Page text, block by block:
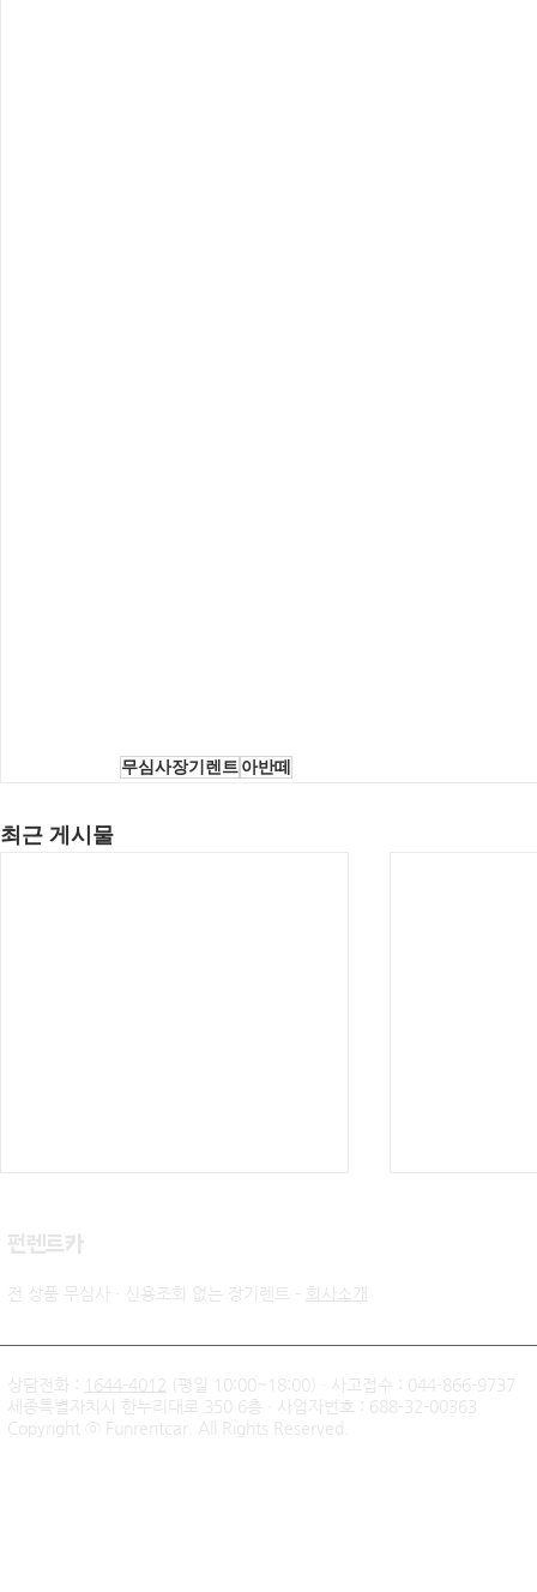
무심사장기렌트아반떼
최근 게시물
신불자 기아 쏘렌토 하이브리
드 무심사 장기렌트 출고후기
팰리세이드
​펀렌트카
전 상품 무심사 · 신용조회 없는 장기렌트 - 회사소개
상담전화 : 1644-4012
(평일 10:00~18:00) · 사고접수 : 044-866-9737
세종특별자치시 한누리대로 350 6층 · 사업자번호 : 688-32-00363
Copyright ⓒ Funrentcar. All Rights Reserved.